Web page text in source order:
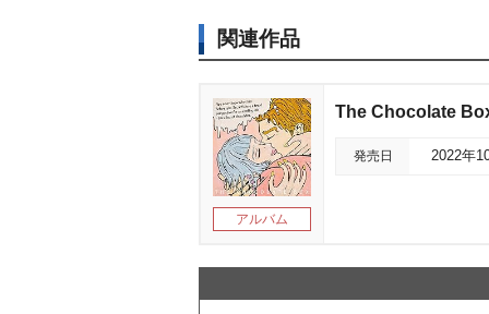
関連作品
アルバム
The Chocolate
発売日 2022年